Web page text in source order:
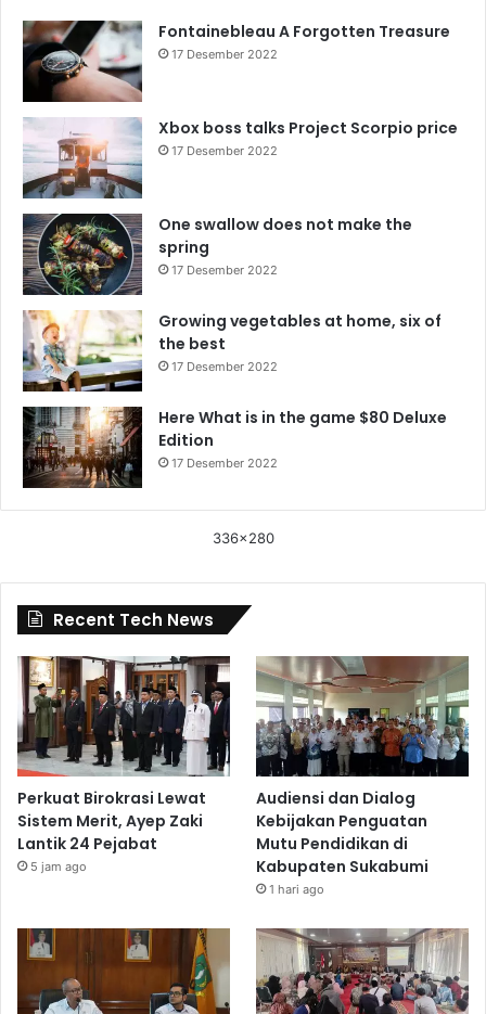
Fontainebleau A Forgotten Treasure
17 Desember 2022
Xbox boss talks Project Scorpio price
17 Desember 2022
One swallow does not make the
spring
17 Desember 2022
Growing vegetables at home, six of
the best
17 Desember 2022
Here What is in the game $80 Deluxe
Edition
17 Desember 2022
336x280
Recent Tech News
Perkuat Birokrasi Lewat
Sistem Merit, Ayep Zaki
Lantik 24 Pejabat
5 jam ago
Audiensi dan Dialog
Kebijakan Penguatan
Mutu Pendidikan di
Kabupaten Sukabumi
1 hari ago